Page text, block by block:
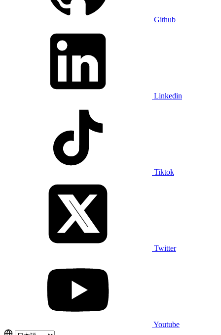
Github
Linkedin
Tiktok
Twitter
Youtube